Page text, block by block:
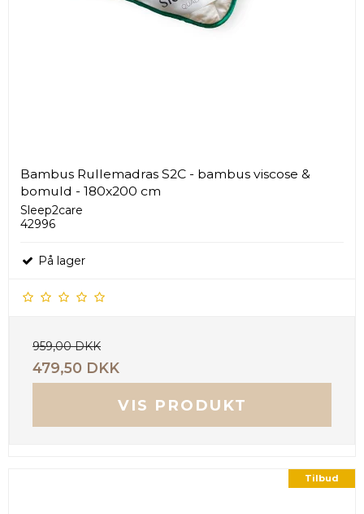
Bambus Rullemadras S2C - bambus viscose &
bomuld - 180x200 cm
Sleep2care
42996
På lager
959,00 DKK
479,50 DKK
VIS PRODUKT
Tilbud